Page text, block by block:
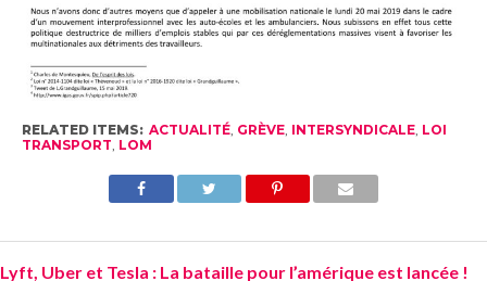
RELATED ITEMS: ACTUALITÉ, GRÈVE, INTERSYNDICALE, LOI
TRANSPORT LOM
Lyft, Uber et Tesla : La bataille pour l’amérique est lancée !